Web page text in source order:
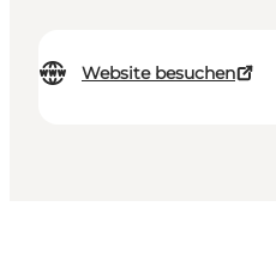
Website besuchen